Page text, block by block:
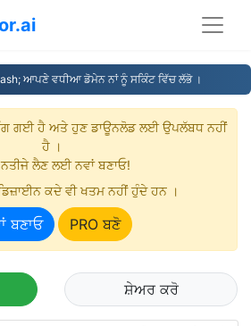
ਆਪਣੇ ਵਧੀਆ ਡੋਮੇਨ ਨਾਂ ਨੂੰ ਸਕਿੰਟ ਵਿੱਚ ਲੱਭੋ ।
ਗਈ ਹੈ ਅਤੇ ਹੁਣ ਡਾਊਨਲੋਡ ਲਈ ਉਪਲੱਬਧ ਨਹੀਂ
ਹੈ ।
ਨਤੀਜੇ ਲੈਣ ਲਈ ਨਵਾਂ ਬਣਾਓ!
ਕਦੇ ਵੀ ਖਤਮ ਨਹੀਂ ਹੁੰਦੇ ਹਨ ।
ਬਣਾਓ PRO ਬਣੋ
ਸ਼ੇਅਰ ਕਰੋ